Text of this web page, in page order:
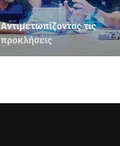
Αντιμετωπίζοντας τις
προκλήσεις